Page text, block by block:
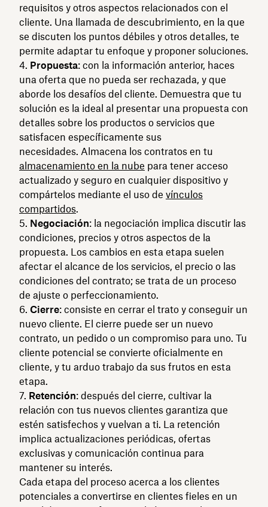
requisitos y otros aspectos relacionados con el
cliente. Una llamada de descubrimiento, en la que
se discuten los puntos débiles y otros detalles, te
permite adaptar tu enfoque y proponer soluciones.
Propuesta: con la información anterior, haces
una oferta que no pueda ser rechazada, y que
aborde los desafíos del cliente. Demuestra que tu
solución es la ideal al presentar una propuesta con
detalles sobre los productos o servicios que
satisfacen específicamente sus
necesidades. Almacena los contratos en tu
almacenamiento en la nube para tener acceso
actualizado y seguro en cualquier dispositivo y
compártelos mediante el uso de vínculos
compartidos.
Negociación: la negociación implica discutir las
condiciones, precios y otros aspectos de la
propuesta. Los cambios en esta etapa suelen
afectar el alcance de los servicios, el precio o las
condiciones del contrato; se trata de un proceso
de ajuste o perfeccionamiento.
Cierre: consiste en cerrar el trato y conseguir un
nuevo cliente. El cierre puede ser un nuevo
contrato, un pedido o un compromiso para uno. Tu
cliente potencial se convierte oficialmente en
cliente, y tu arduo trabajo da sus frutos en esta
etapa.
Retención: después del cierre, cultivar la
relación con tus nuevos clientes garantiza que
estén satisfechos y vuelvan a ti. La retención
implica actualizaciones periódicas, ofertas
exclusivas y comunicación continua para
mantener su interés.
Cada etapa del proceso acerca a los clientes
potenciales a convertirse en clientes fieles en un